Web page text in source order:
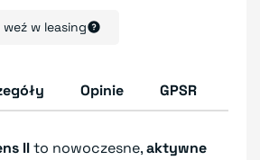
w leasing
Opinie GPSR
IIto nowoczesne,aktywne